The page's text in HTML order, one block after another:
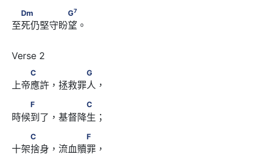
Dm　　　　　G
Dm G7
至死仍堅守盼望。
C　　 　　　G
C G
上帝應許，拯救罪人，
F　　 　　　C
F C
時候到了，基督降生；
C　　 　　　F
C F
十架捨身，流血贖罪，